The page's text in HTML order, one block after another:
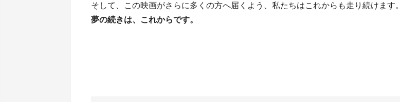
そして、この映画がさらに多くの方へ届くよう、私たちはこれからも走り続けます。
夢の続きは、これからです。